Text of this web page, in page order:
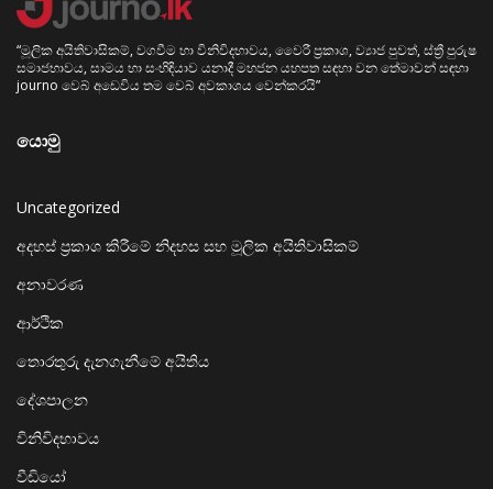
“මූලික අයිතිවාසිකම්, වගවීම හා විනිවිදභාවය, වෛරී ප්‍රකාශ, ව්‍යාජ පුවත්, ස්ත්‍රී පුරුෂ
සමාජභාවය, සාමය හා සංහිඳියාව යනාදී මහජන යහපත සඳහා වන තේමාවන් සඳහා
journo වෙබ් අඩෙවිය තම වෙබ් අවකාශය වෙන්කරයි”
යොමු
Uncategorized
අදහස් ප්‍රකාශ කිරීමේ නිදහස සහ මූලික අයිතිවාසිකම්
අනාවරණ
ආර්ථික
තොරතුරු දැනගැනීමේ අයිතිය
දේශපාලන
විනිවිදභාවය
වීඩියෝ